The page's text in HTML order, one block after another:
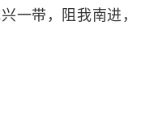
一带，阻我南进，